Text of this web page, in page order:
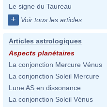
Le signe du Taureau
+ Voir tous les articles
Articles astrologiques
Aspects planétaires
La conjonction Mercure Vénus
La conjonction Soleil Mercure
Lune AS en dissonance
La conjonction Soleil Vénus